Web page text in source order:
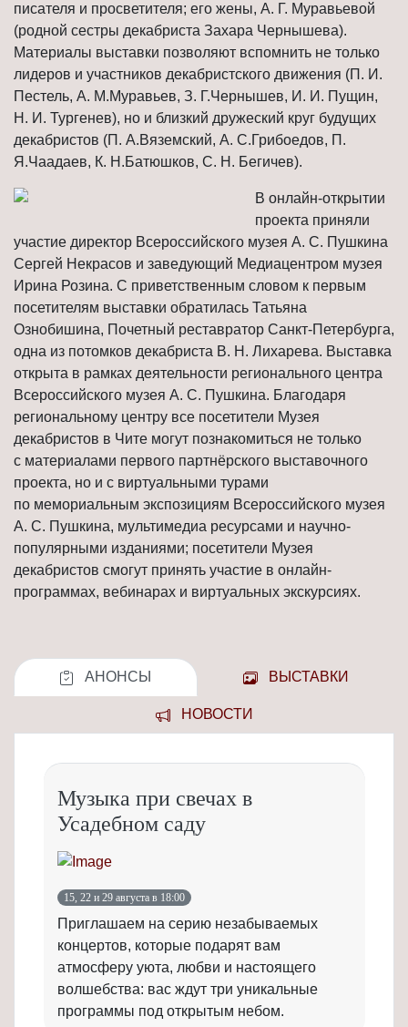
писателя и просветителя; его жены, А. Г. Муравьевой
(родной сестры декабриста Захара Чернышева).
Материалы выставки позволяют вспомнить не только
лидеров и участников декабристского движения (П. И.
Пестель, А. М.Муравьев, З. Г.Чернышев, И. И. Пущин,
Н. И. Тургенев), но и близкий дружеский круг будущих
декабристов (П. А.Вяземский, А. С.Грибоедов, П.
Я.Чаадаев, К. Н.Батюшков, С. Н. Бегичев).
В онлайн-открытии
проекта приняли
участие директор Всероссийского музея А. С. Пушкина
Сергей Некрасов и заведующий Медиацентром музея
Ирина Розина. С приветственным словом к первым
посетителям выставки обратилась Татьяна
Ознобишина, Почетный реставратор Санкт-Петербурга,
одна из потомков декабриста В. Н. Лихарева. Выставка
открыта в рамках деятельности регионального центра
Всероссийского музея А. С. Пушкина. Благодаря
региональному центру все посетители Музея
декабристов в Чите могут познакомиться не только
с материалами первого партнёрского выставочного
проекта, но и с виртуальными турами
по мемориальным экспозициям Всероссийского музея
А. С. Пушкина, мультимедиа ресурсами и научно-
популярными изданиями; посетители Музея
декабристов смогут принять участие в онлайн-
программах, вебинарах и виртуальных экскурсиях.
АНОНСЫ ВЫСТАВКИ
НОВОСТИ
Музыка при свечах в
Усадебном саду
15, 22 и 29 августа в 18:00
Приглашаем на серию незабываемых
концертов, которые подарят вам
атмосферу уюта, любви и настоящего
волшебства: вас ждут три уникальные
программы под открытым небом.